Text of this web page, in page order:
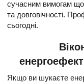
сучасним вимогам
та довговічності.
сьогодні.
Якщо ви шукаєте